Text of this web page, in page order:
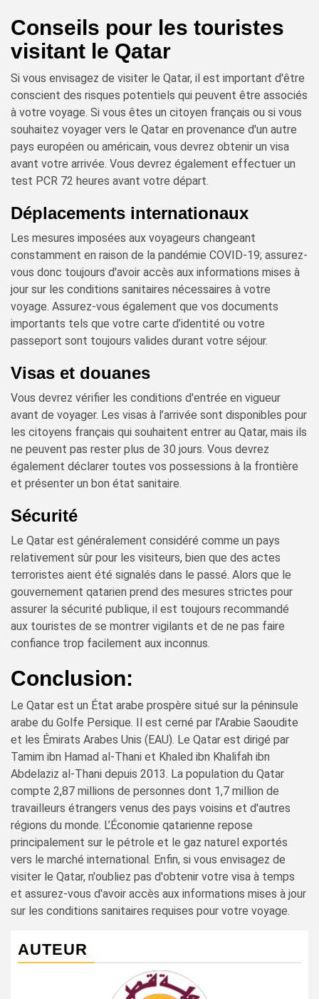
Conseils pour les touristes
visitant le Qatar
Si vous envisagez de visiter le Qatar, il est important d'être
conscient des risques potentiels qui peuvent être associés
à votre voyage. Si vous êtes un citoyen français ou si vous
souhaitez voyager vers le Qatar en provenance d'un autre
pays européen ou américain, vous devrez obtenir un visa
avant votre arrivée. Vous devrez également effectuer un
test PCR 72 heures avant votre départ.
Déplacements internationaux
Les mesures imposées aux voyageurs changeant
constamment en raison de la pandémie COVID-19; assurez-
vous donc toujours d'avoir accès aux informations mises à
jour sur les conditions sanitaires nécessaires à votre
voyage. Assurez-vous également que vos documents
importants tels que votre carte d’identité ou votre
passeport sont toujours valides durant votre séjour.
Visas et douanes
Vous devrez vérifier les conditions d'entrée en vigueur
avant de voyager. Les visas à l’arrivée sont disponibles pour
les citoyens français qui souhaitent entrer au Qatar, mais ils
ne peuvent pas rester plus de 30 jours. Vous devrez
également déclarer toutes vos possessions à la frontière
et présenter un bon état sanitaire.
Sécurité
Le Qatar est généralement considéré comme un pays
relativement sûr pour les visiteurs, bien que des actes
terroristes aient été signalés dans le passé. Alors que le
gouvernement qatarien prend des mesures strictes pour
assurer la sécurité publique, il est toujours recommandé
aux touristes de se montrer vigilants et de ne pas faire
confiance trop facilement aux inconnus.
Conclusion:
Le Qatar est un État arabe prospère situé sur la péninsule
arabe du Golfe Persique. Il est cerné par l’Arabie Saoudite
et les Émirats Arabes Unis (EAU). Le Qatar est dirigé par
Tamim ibn Hamad al-Thani et Khaled ibn Khalifah ibn
Abdelaziz al-Thani depuis 2013. La population du Qatar
compte 2,87 millions de personnes dont 1,7 million de
travailleurs étrangers venus des pays voisins et d'autres
régions du monde. L’Économie qatarienne repose
principalement sur le pétrole et le gaz naturel exportés
vers le marché international. Enfin, si vous envisagez de
visiter le Qatar, n'oubliez pas d'obtenir votre visa à temps
et assurez-vous d'avoir accès aux informations mises à jour
sur les conditions sanitaires requises pour votre voyage.
AUTEUR